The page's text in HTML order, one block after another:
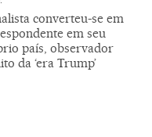
converteu-se em
em seu
país, observador
da ‘era Trump’